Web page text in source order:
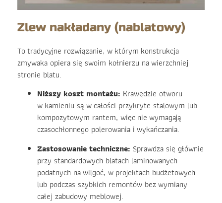
Zlew nakładany (nablatowy)
To tradycyjne rozwiązanie, w którym konstrukcja
zmywaka opiera się swoim kołnierzu na wierzchniej
stronie blatu.
Niższy koszt montażu: Krawędzie otworu
w kamieniu są w całości przykryte stalowym lub
kompozytowym rantem, więc nie wymagają
czasochłonnego polerowania i wykańczania.
Zastosowanie techniczne: Sprawdza się głównie
przy standardowych blatach laminowanych
podatnych na wilgoć, w projektach budżetowych
lub podczas szybkich remontów bez wymiany
całej zabudowy meblowej.